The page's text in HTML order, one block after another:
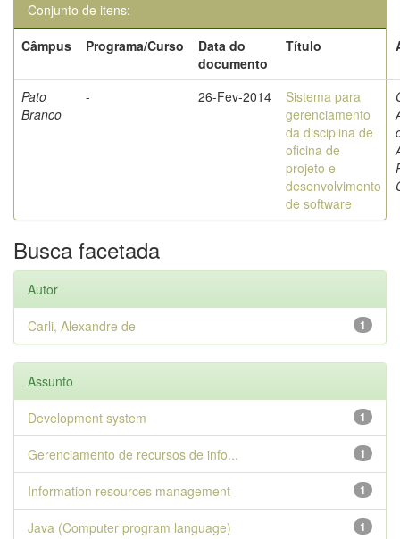
Conjunto de itens:
Câmpus
Programa/Curso
Data do
documento
Título
Pato
Branco
- 26-Fev-2014
Sistema para
gerenciamento
da disciplina de
oficina de
projeto e
desenvolvimento
de software
Busca facetada
Autor
1
Carli, Alexandre de
Assunto
1
Development system
1
Gerenciamento de recursos de info...
1
Information resources management
1
Java (Computer program language)